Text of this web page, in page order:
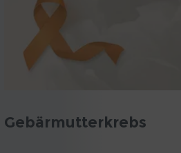
Gebärmutterkrebs